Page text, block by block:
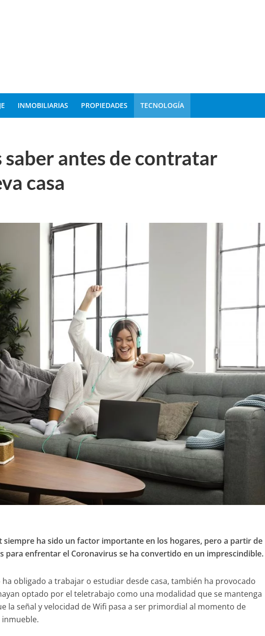
INMOBILIARIAS PROPIEDADES TECNOLOGÍA
saber antes de contratar
casa
siempre ha sido un factor importante en los hogares, pero a partir de
para enfrentar el Coronavirus se ha convertido en un imprescindible.
obligado a trabajar o estudiar desde casa, también ha provocado
optado por el teletrabajo como una modalidad que se mantenga
la señal y velocidad de Wifi pasa a ser primordial al momento de